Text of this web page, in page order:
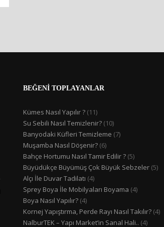
BEĞENİ TOPLAYANLAR
Kümes Nasıl Yapılır ? (11)
Su Sebili Nasıl Temizlenir? (10)
Banyodaki Küfleri Temizleme (7)
Muşamba Nasıl Döşenir? (6)
Bahçe Hortumu Nasıl Tamir Edilir ? (5)
Büyüdükçe Büyümüş Çok Büyük Sebzeler (5)
Alçı İle Duvar Tadilatı (4)
Sprey Boya İle Mobilyaları Boyama (4)
Boya Nasıl Yapılır? (4)
Kornej Yapıştırma, Perde Rayı Nasıl Takılır? (4)
NalburTEK – Yapı Market’in Sanal Hali.. (4)